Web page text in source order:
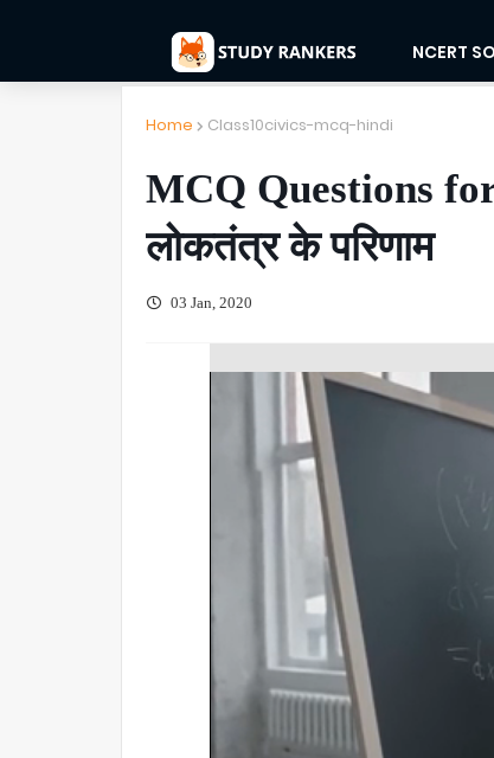
NCERT
Home Class10civics-mcq-hindi
MCQ Questions
लोकतंत्र के परिणाम
03 Jan, 2020